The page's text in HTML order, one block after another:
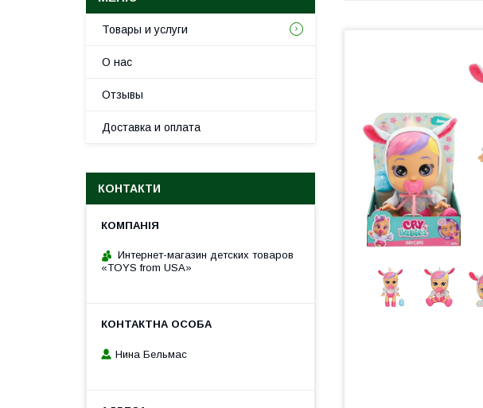
Товары и услуги
О нас
Отзывы
Доставка и оплата
КОНТАКТИ
Интернет-магазин детских товаров
«TOYS from USA»
Нина Бельмас